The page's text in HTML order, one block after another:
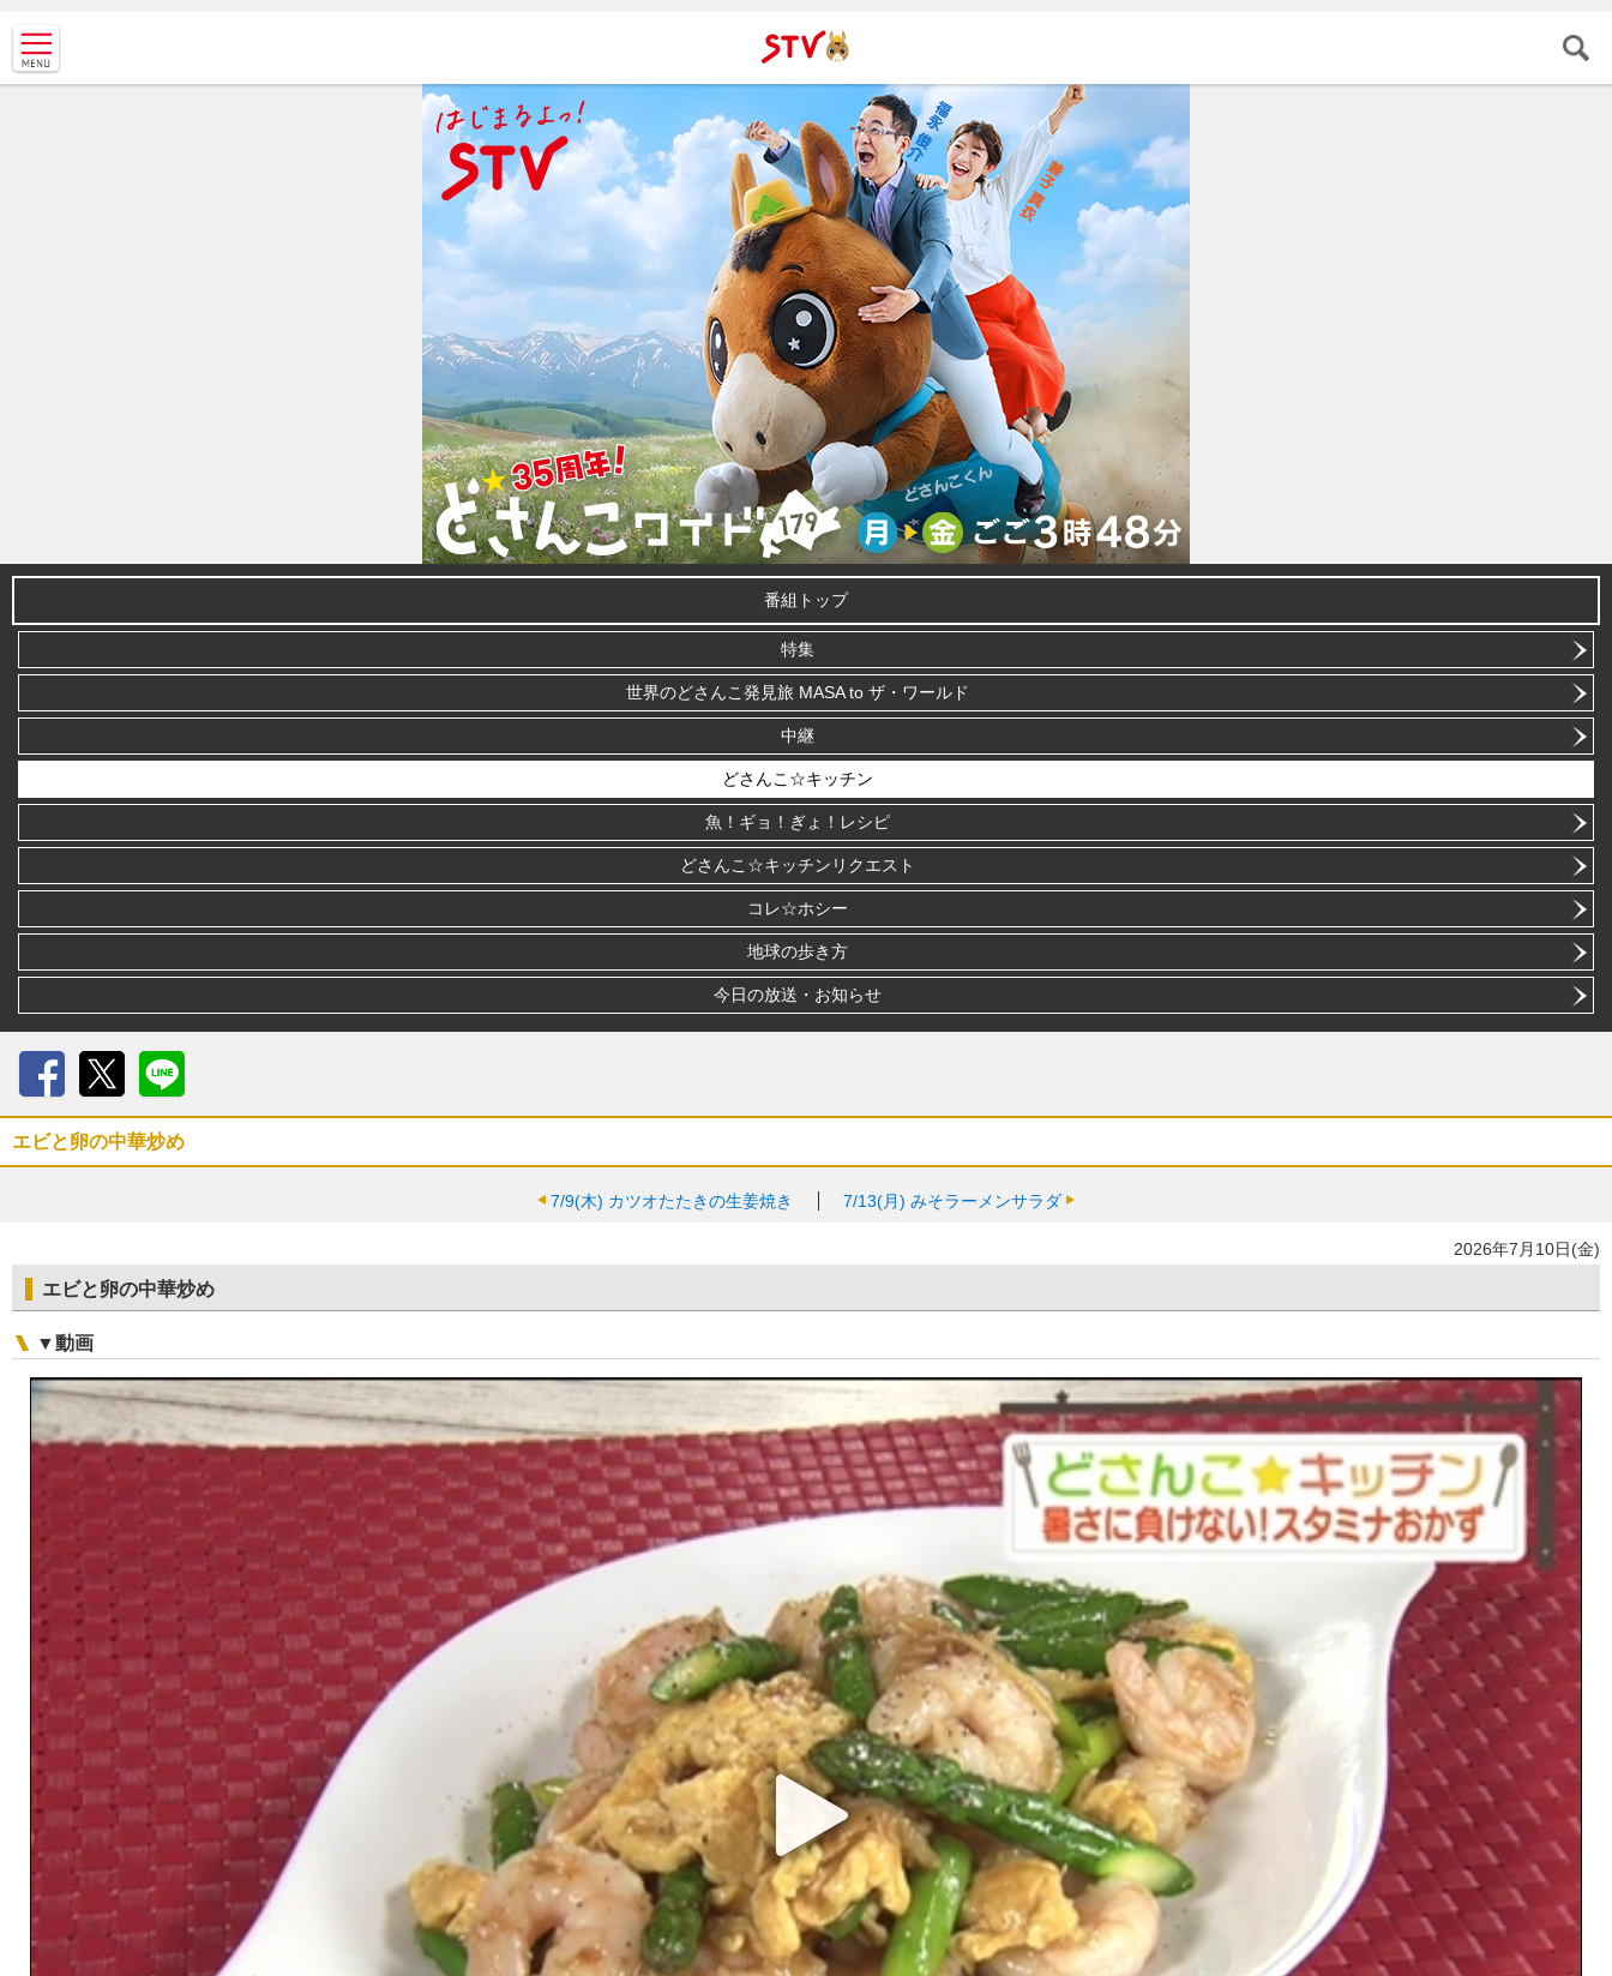
ＳＴＶ札
幌テレビ
番組トップ
特集
世界のどさんこ発見旅 MASA to ザ・ワールド
中継
どさんこ☆キッチン
魚！ギョ！ぎょ！レシピ
どさんこ☆キッチンリクエスト
コレ☆ホシー
地球の歩き方
今日の放送・お知らせ
エビと卵の中華炒め
7/9(木) カツオたたきの生姜焼き 7/13(月) みそラーメンサラダ
2026年7月10日(金)
エビと卵の中華炒め
▼動画